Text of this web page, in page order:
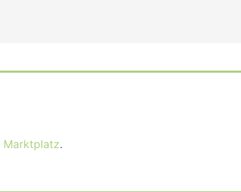
Marktplatz.